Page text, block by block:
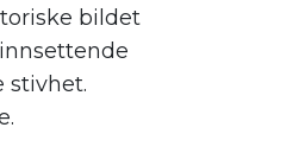
bildet
stivhet.